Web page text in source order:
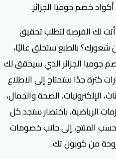
خصم جوميا الجزائر.
أتت لك الفرصة لتطلب تحقيق
بالطبع ستحلق عاليًا،
جوميا الجزائر الذي سيحقق لك
كثرة جدًا ستحتاج إلى الاطلاع
الإلكترونيات، الصحة والجمال،
الرياضية، باختصار ستجد كل
المنتج، إلى جانب خصومات
من كوبون تك.